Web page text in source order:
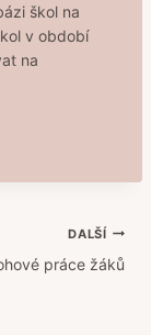
škol na
v období
na
DALŠÍ
práce žáků